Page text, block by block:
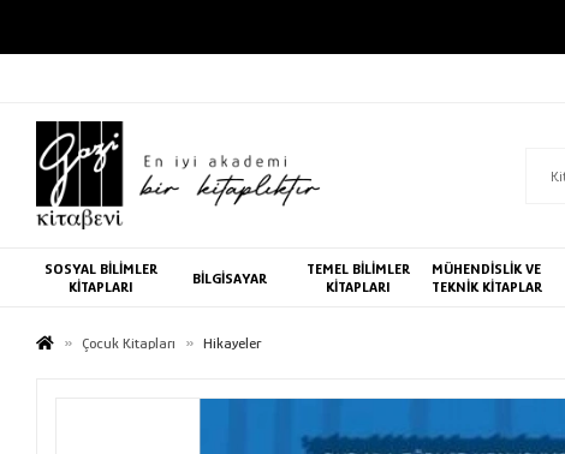
SOSYAL BİLİMLER
KİTAPLARI
BİLGİSAYAR
TEMEL BİLİMLER
KİTAPLARI
MÜHENDİSLİK VE
TEKNİK KİTAPLAR
Çocuk Kitapları Hikayeler